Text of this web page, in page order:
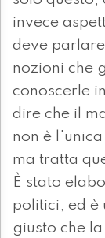
invece
deve
nozioni che
conoscerle
dire che il
non è
ma tratta
È stato
politici, ed è
giusto che